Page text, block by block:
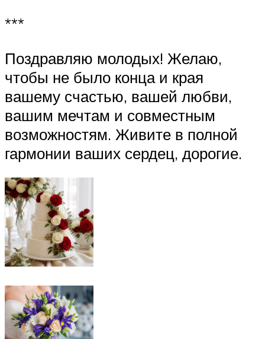
***
Поздравляю молодых! Желаю,
чтобы не было конца и края
вашему счастью, вашей любви,
вашим мечтам и совместным
возможностям. Живите в полной
гармонии ваших сердец, дорогие.